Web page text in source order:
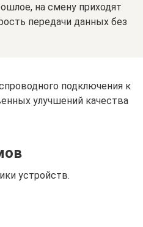
на смену приходят
передачи данных без
подключения к
улучшений качества
устройств.